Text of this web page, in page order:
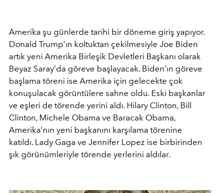
Amerika şu günlerde tarihi bir döneme giriş yapıyor.
Donald Trump’ın koltuktan çekilmesiyle Joe Biden
artık yeni Amerika Birleşik Devletleri Başkanı olarak
Beyaz Saray’da göreve başlayacak. Biden’ın göreve
başlama töreni ise Amerika için gelecekte çok
konuşulacak görüntülere sahne oldu. Eski başkanlar
ve eşleri de törende yerini aldı. Hilary Clinton, Bill
Clinton, Michele Obama ve Baracak Obama,
Amerika’nın yeni başkanını karşılama törenine
katıldı. Lady Gaga ve Jennifer Lopez ise birbirinden
şık görünümleriyle törende yerlerini aldılar.